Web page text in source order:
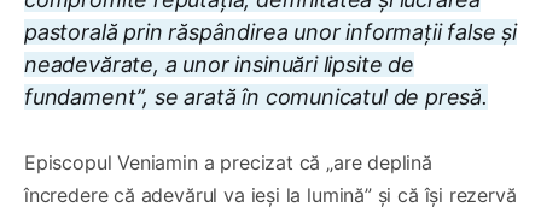
pastorală prin răspândirea unor informații false și
neadevărate, a unor insinuări lipsite de
fundament”, se arată în comunicatul de presă.
Episcopul Veniamin a precizat că „are deplină
încredere că adevărul va ieși la lumină” și că își rezervă